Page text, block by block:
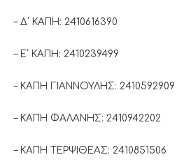
– Δ΄ ΚΑΠΗ: 2410616390
– Ε΄ ΚΑΠΗ: 2410239499
– ΚΑΠΗ ΓΙΑΝΝΟΥΛΗΣ: 2410592909
– ΚΑΠΗ ΦΑΛΑΝΗΣ: 2410942202
– ΚΑΠΗ ΤΕΡΨΙΘΕΑΣ: 2410851506